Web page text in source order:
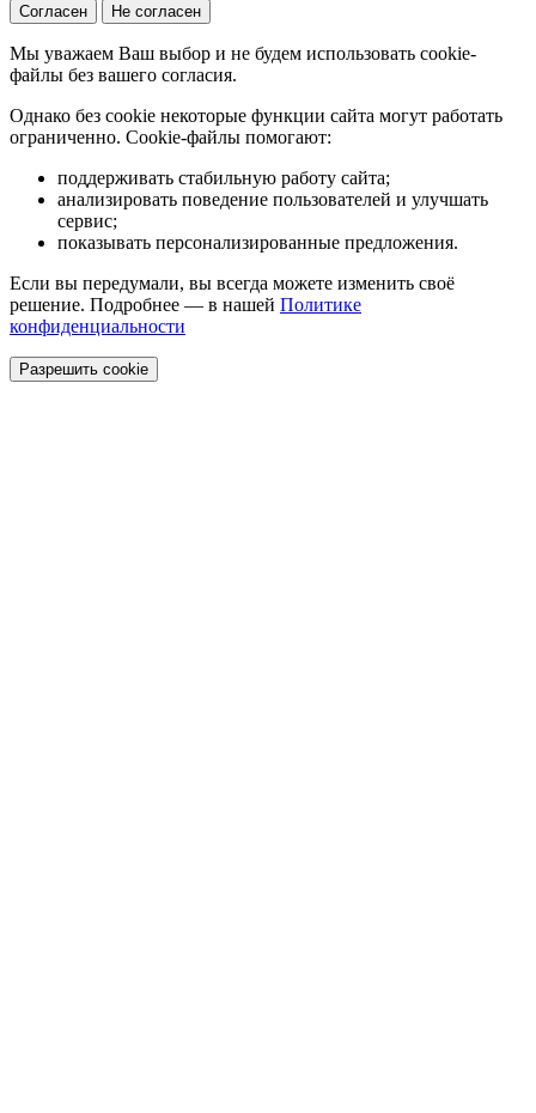
Согласен Не согласен
Мы уважаем Ваш выбор и не будем использовать cookie-
файлы без вашего согласия.
Однако без cookie некоторые функции сайта могут работать
ограниченно. Cookie-файлы помогают:
поддерживать стабильную работу сайта;
анализировать поведение пользователей и улучшать
сервис;
показывать персонализированные предложения.
Если вы передумали, вы всегда можете изменить своё
решение. Подробнее — в нашей Политике
конфиденциальности
Разрешить cookie